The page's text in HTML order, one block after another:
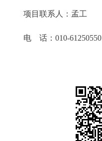
项目联系人：孟工
电 话：010-61250550